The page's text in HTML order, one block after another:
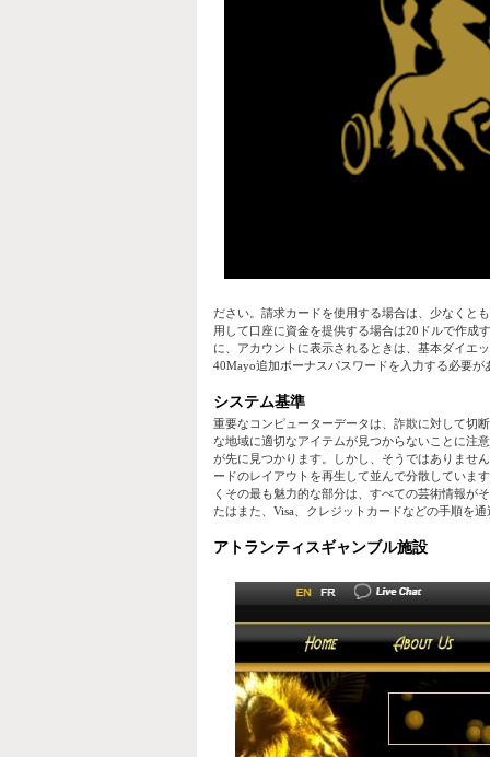
ださい。請求カードを使用する場合は、少なくと
用して口座に資金を提供する場合は20ドルで作成
に、アカウントに表示されるときは、基本ダイエ
40Mayo追加ボーナスパスワードを入力する必要
システム基準
重要なコンピューターデータは、詐欺に対して切
な地域に適切なアイテムが見つからないことに注
が先に見つかります。しかし、そうではありませ
ードのレイアウトを再生して並んで分散していま
くその最も魅力的な部分は、すべての芸術情報が
たはまた、Visa、クレジットカードなどの手順を
アトランティスギャンブル施設